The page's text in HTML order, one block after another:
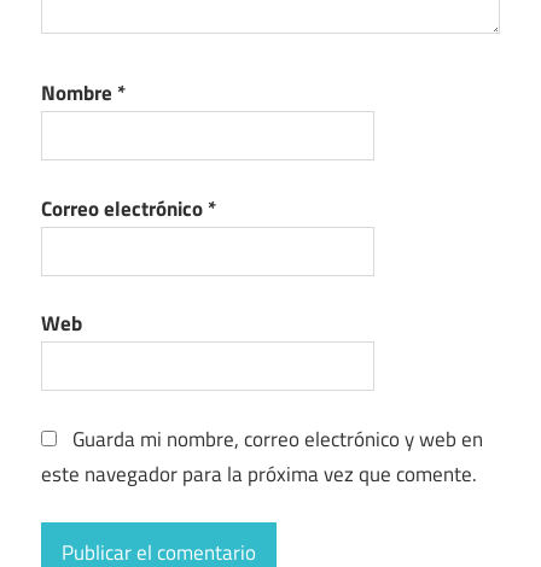
Nombre *
Correo electrónico*
Web
Guarda mi nombre, correo electrónico y web en
este navegador para la próxima vez que comente.